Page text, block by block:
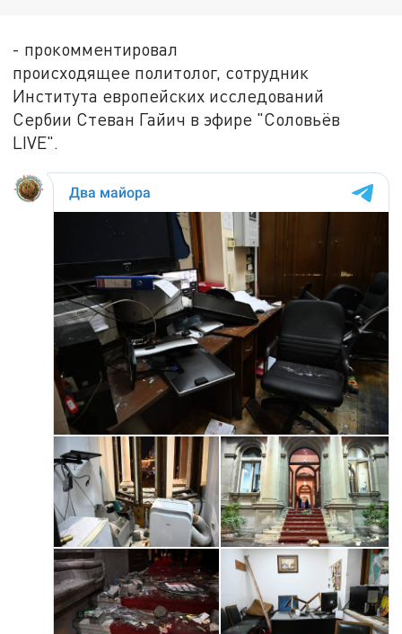
- прокомментировал
происходящее политолог, сотрудник
Института европейских исследований
Сербии Стеван Гайич в эфире "Соловьёв
LIVE".